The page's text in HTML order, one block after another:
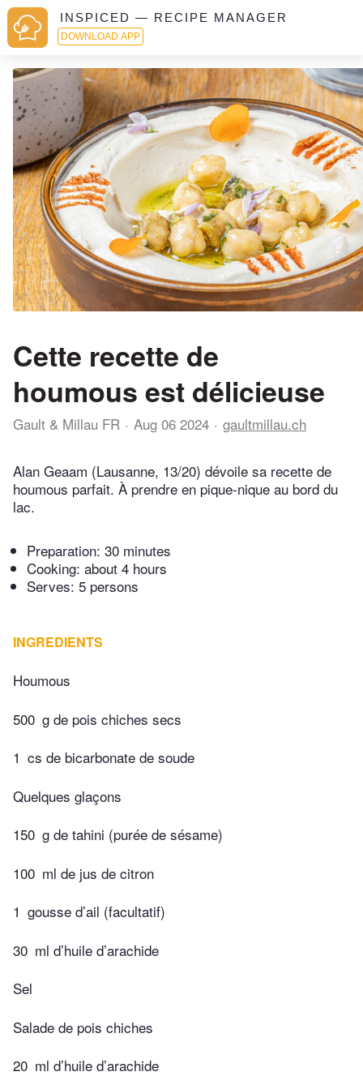
INSPICED — RECIPE MANAGER
DOWNLOAD APP
Cette recette de
houmous est délicieuse
Gault & Millau FR Aug 06 2024 gaultmillau.ch
Alan Geaam (Lausanne, 13/20) dévoile sa recette de
houmous parfait. À prendre en pique-nique au bord du
lac.
Preparation: 30 minutes
Cooking: about 4 hours
Serves: 5 persons
INGREDIENTS
Houmous
500 g de pois chiches secs
1 cs de bicarbonate de soude
Quelques glaçons
150 g de tahini (purée de sésame)
100 ml de jus de citron
1 gousse d’ail (facultatif)
30 ml d’huile d’arachide
Sel
Salade de pois chiches
20 ml d’huile d’arachide